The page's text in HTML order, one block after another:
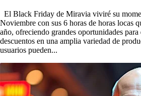
El Black Friday de Miravia viviré su
Noviembre con sus 6 horas de horas locas
año, ofreciendo grandes oportunidades para
descuentos en una amplia variedad de
usuarios pueden...